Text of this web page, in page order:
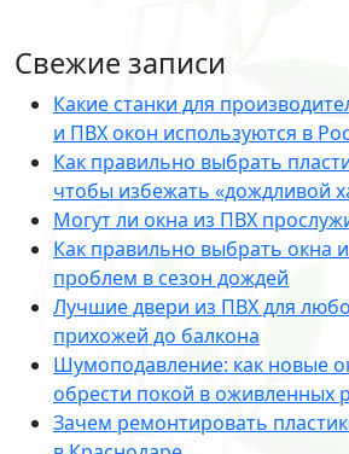
Свежие записи
Какие станки для
и ПВХ окон используются в
Как правильно выбрать
чтобы избежать «дождливой
Могут ли окна из ПВХ
Как правильно выбрать окна
проблем в сезон дождей
Лучшие двери из ПВХ для
прихожей до балкона
Шумоподавление: как новые
обрести покой в оживленных
Зачем ремонтировать